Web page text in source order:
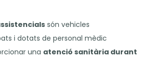
són vehicles
i dotats de personal mèdic
una atenció sanitària durant